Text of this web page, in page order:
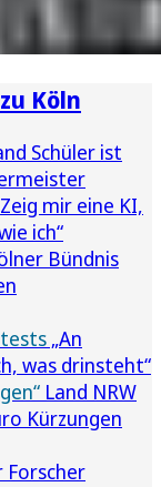
Köln
Schüler ist
mir eine KI,
ich“
Bündnis
„An
was drinsteht“
Land NRW
Kürzungen
Forscher